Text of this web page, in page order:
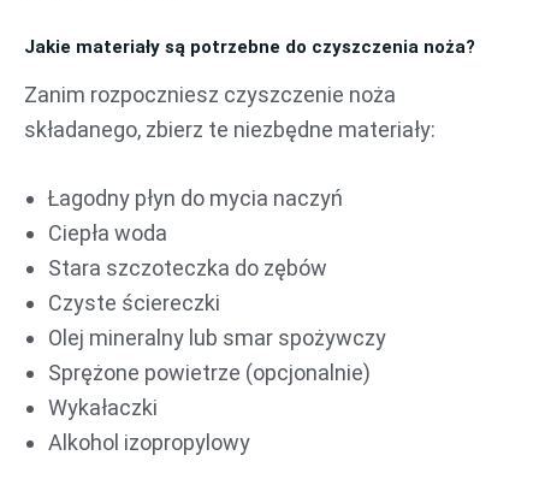
Jakie materiały są potrzebne do czyszczenia noża?
Zanim rozpoczniesz czyszczenie noża
składanego, zbierz te niezbędne materiały:
Łagodny płyn do mycia naczyń
Ciepła woda
Stara szczoteczka do zębów
Czyste ściereczki
Olej mineralny lub smar spożywczy
Sprężone powietrze (opcjonalnie)
Wykałaczki
Alkohol izopropylowy